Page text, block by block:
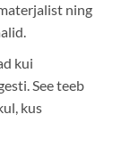
ning
kui
See teeb
kus